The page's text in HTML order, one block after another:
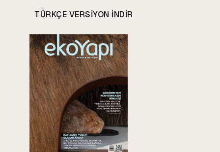
TÜRKÇE VERSIYON INDIR